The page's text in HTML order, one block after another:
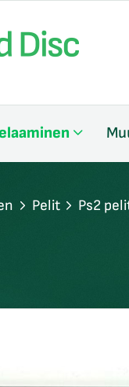
Pelit Ps2